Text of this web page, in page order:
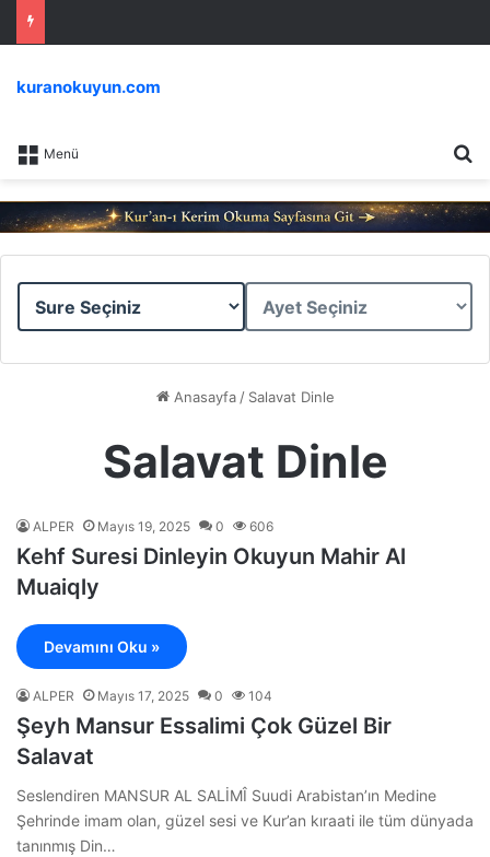
Menü
kuranokuyun.com
Sure
Ayet
Anasayfa / Salavat Dinle
Salavat Dinle
ALPER Mayıs 19, 2025 0 606
Kehf Suresi Dinleyin Okuyun Mahir Al
Muaiqly
Devamını Oku »
ALPER Mayıs 17, 2025 0 104
Şeyh Mansur Essalimi Çok Güzel Bir
Salavat
Seslendiren MANSUR AL SALİMÎ Suudi Arabistan’ın Medine
Şehrinde imam olan, güzel sesi ve Kur’an kıraati ile tüm dünyada
tanınmış Din…